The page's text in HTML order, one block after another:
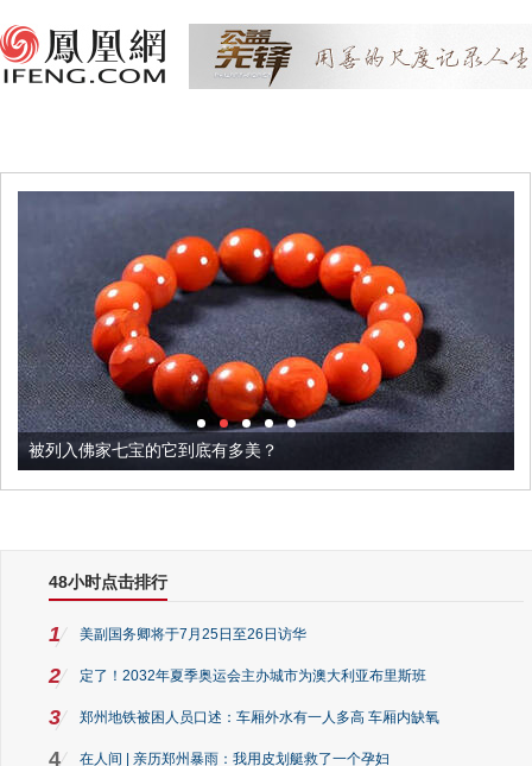
被列入佛家七宝的它到底有多美？
48小时点击排行
1 美副国务卿将于7月25日至26日访华
2 定了！2032年夏季奥运会主办城市为澳大利亚布里斯班
3 郑州地铁被困人员口述：车厢外水有一人多高 车厢内缺氧
4 在人间 | 亲历郑州暴雨：我用皮划艇救了一个孕妇